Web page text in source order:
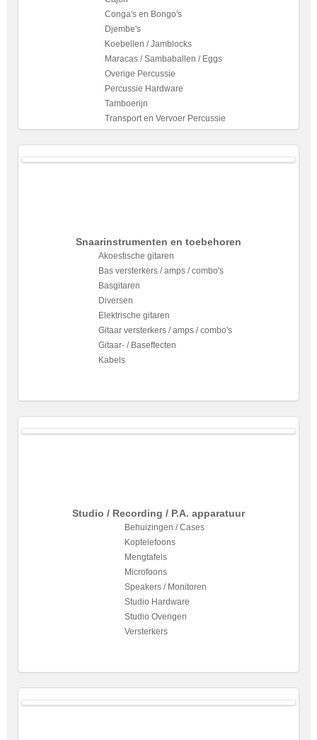
Conga's en Bongo's
Djembe's
Koebellen / Jamblocks
Maracas / Sambaballen / Eggs
Overige Percussie
Percussie Hardware
Tamboerijn
Transport en Vervoer Percussie
Snaarinstrumenten en toebehoren
Akoestische gitaren
Bas versterkers / amps / combo's
Basgitaren
Diversen
Elektrische gitaren
Gitaar versterkers / amps / combo's
Gitaar- / Baseffecten
Kabels
Studio / Recording / P.A. apparatuur
Behuizingen / Cases
Koptelefoons
Mengtafels
Microfoons
Speakers / Monitoren
Studio Hardware
Studio Overigen
Versterkers